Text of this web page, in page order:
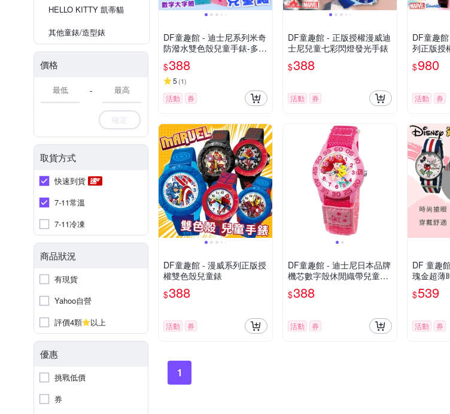
HELLO KITTY 凱蒂貓
其他童錶/造型錶
價格
-
確定
取貨方式
快速到貨
7-11常溫
7-11冷凍
商品狀況
有現貨
Yahoo自營
評價4顆
以上
優惠
挑戰低價
券
DF童趣館 - 迪士尼系列米奇
防潑水雙色殼兒童手錶-多款
可選
$388
5 (1)
活動 券
DF童趣館 - 正版授權漫威迪
士尼兒童七彩閃燈發光手錶
$388
活動 券
DF童趣
列正版授
- 多款可選
$980
活動 券
DF童趣館 - 漫威系列正版授
權雙色殼兒童錶
$388
活動 券
DF童趣館 - 迪士尼日本品牌
機芯數字殼休閒織帶兒童手
錶 - 多款可選
$388
活動 券
DF 童趣
瑰金超薄
$539
活動 券
1